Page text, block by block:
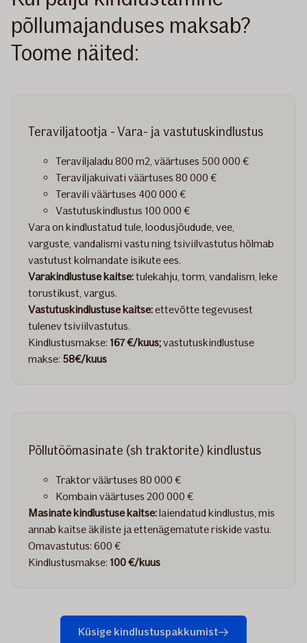
põllumajanduses maksab?
Toome näited:
Teraviljatootja - Vara- ja vastutuskindlustus
Teraviljaladu 800 m2, väärtuses 500 000 €
Teraviljakuivati ​​väärtuses 80 000 €
Teravili väärtuses 400 000 €
Vastutuskindlustus 100 000 €
Vara on kindlustatud tule, loodusjõudude, vee,
varguste, vandalismi vastu ning tsiviilvastutus hõlmab
vastutust kolmandate isikute ees.
Varakindlustuse kaitse:tulekahju, torm, vandalism, leke
torustikust, vargus.
Vastutuskindlustuse kaitse:ettevõtte tegevusest
tulenev tsiviilvastutus.
Kindlustusmakse: 167 €/kuus;vastutuskindlustuse
makse: 58€/kuus
Põllutöömasinate (sh traktorite) kindlustus
Traktor väärtuses 80 000 €
Kombain väärtuses 200 000 €
Masinate kindlustuse kaitse:laiendatud kindlustus, mis
annab kaitse äkiliste ja ettenägematute riskide vastu.
Omavastutus: 600 €
Kindlustusmakse: 100 €/kuus
Küsige kindlustuspakkumist